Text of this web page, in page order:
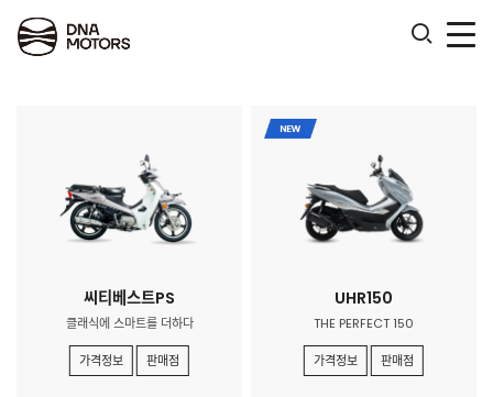
씨티베스트PS
클래식에 스마트를 더하다​
가격정보 판매점
UHR150
THE PERFECT 150
가격정보 판매점